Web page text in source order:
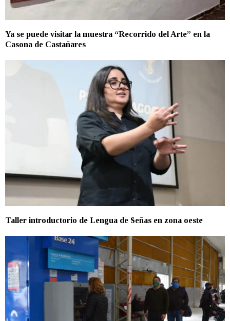
Ya se puede visitar la muestra “Recorrido del Arte” en la
Casona de Castañares
Taller introductorio de Lengua de Señas en zona oeste